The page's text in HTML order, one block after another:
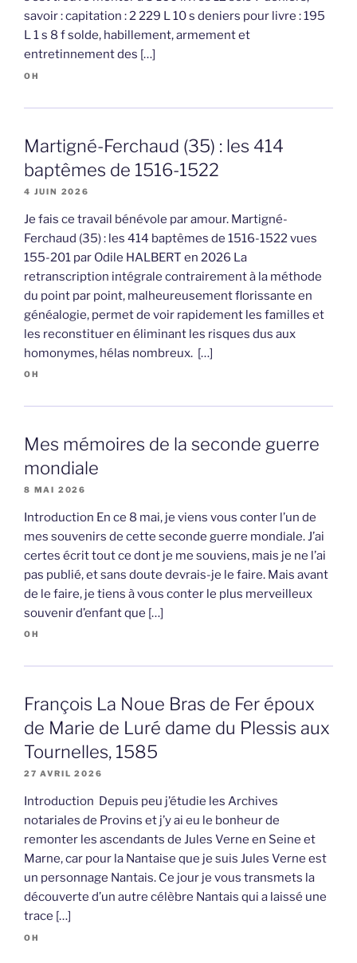
savoir : capitation : 2 229 L 10 s deniers pour livre : 195
L 1 s 8 f solde, habillement, armement et
entretinnement des […]
OH
Martigné-Ferchaud (35) : les 414
baptêmes de 1516-1522
4 JUIN 2026
Je fais ce travail bénévole par amour. Martigné-
Ferchaud (35) : les 414 baptêmes de 1516-1522 vues
155-201 par Odile HALBERT en 2026 La
retranscription intégrale contrairement à la méthode
du point par point, malheureusement florissante en
généalogie, permet de voir rapidement les familles et
les reconstituer en éliminant les risques dus aux
homonymes, hélas nombreux. […]
OH
Mes mémoires de la seconde guerre
mondiale
8 MAI 2026
Introduction En ce 8 mai, je viens vous conter l’un de
mes souvenirs de cette seconde guerre mondiale. J’ai
certes écrit tout ce dont je me souviens, mais je ne l’ai
pas publié, et sans doute devrais-je le faire. Mais avant
de le faire, je tiens à vous conter le plus merveilleux
souvenir d’enfant que […]
OH
François La Noue Bras de Fer époux
de Marie de Luré dame du Plessis aux
Tournelles, 1585
27 AVRIL 2026
Introduction Depuis peu j’étudie les Archives
notariales de Provins et j’y ai eu le bonheur de
remonter les ascendants de Jules Verne en Seine et
Marne, car pour la Nantaise que je suis Jules Verne est
un personnage Nantais. Ce jour je vous transmets la
découverte d’un autre célèbre Nantais qui a laissé une
trace […]
OH